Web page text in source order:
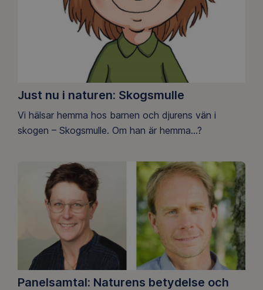
Just nu i naturen: Skogsmulle
Vi hälsar hemma hos barnen och djurens vän i
skogen – Skogsmulle. Om han är hemma...?
Panelsamtal: Naturens betydelse och